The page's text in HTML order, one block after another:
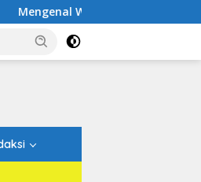
Resmi PAFI: Wadah